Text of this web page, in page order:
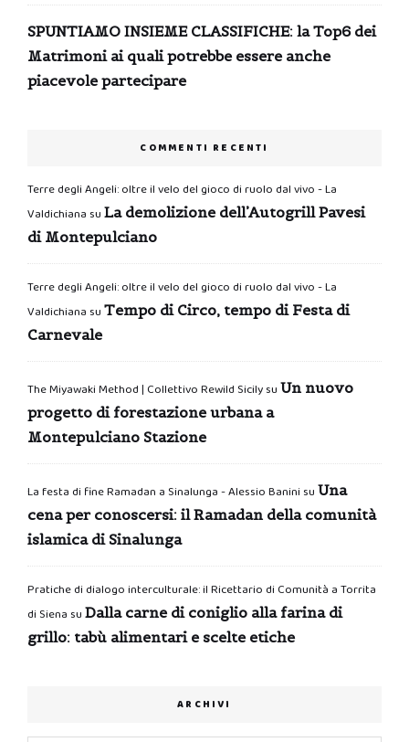
SPUNTIAMO INSIEME CLASSIFICHE: la Top6 dei
Matrimoni ai quali potrebbe essere anche
piacevole partecipare
COMMENTI RECENTI
Terre degli Angeli: oltre il velo del gioco di ruolo dal vivo - La
Valdichiana su La demolizione dell’Autogrill Pavesi
di Montepulciano
Terre degli Angeli: oltre il velo del gioco di ruolo dal vivo - La
Valdichiana su Tempo di Circo, tempo di Festa di
Carnevale
The Miyawaki Method | Collettivo Rewild Sicilysu Un nuovo
progetto di forestazione urbana a
Montepulciano Stazione
La festa di fine Ramadan a Sinalunga - Alessio Banini su Una
cena per conoscersi: il Ramadan della comunità
islamica di Sinalunga
Pratiche di dialogo interculturale: il Ricettario di Comunità a Torrita
di Siena su Dalla carne di coniglio alla farina di
grillo: tabù alimentari e scelte etiche
ARCHIVI